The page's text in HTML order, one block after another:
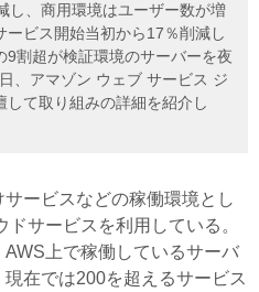
し、商用環境はユーザー数が増
ビス開始当初から17％削減し
9割超が検証環境のサーバーを夜
、アマゾン ウェブ サービス ジ
して取り組みの詳細を紹介し
ービスなどの稼働環境とし
サービスを利用している。
上で稼働しているサーバ
在では200を超えるサービス